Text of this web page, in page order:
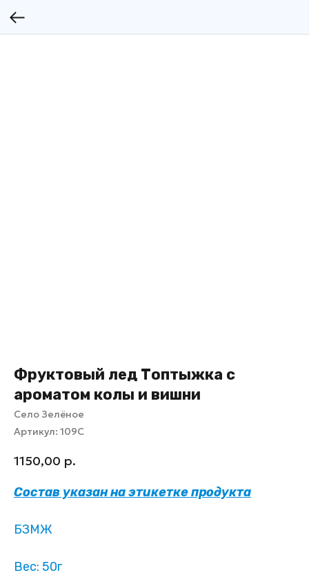
Фруктовый лед Топтыжка с
ароматом колы и вишни
Село Зелёное
Артикул: 109С
1150,00 р.
Состав указан на этикетке продукта
БЗМЖ
Вес: 50г